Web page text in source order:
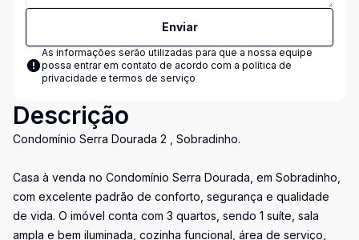
Enviar
As informações serão utilizadas para que a nossa equipe
possa entrar em contato de acordo com a política de
privacidade e termos de serviço
Descrição
Condomínio Serra Dourada 2 , Sobradinho.
Casa à venda no Condomínio Serra Dourada, em Sobradinho,
com excelente padrão de conforto, segurança e qualidade
de vida. O imóvel conta com 3 quartos, sendo 1 suíte, sala
ampla e bem iluminada, cozinha funcional, área de serviço,